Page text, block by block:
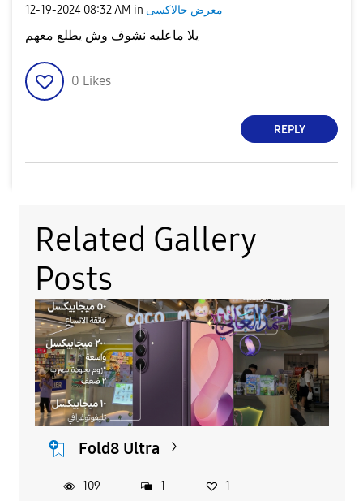
‎12-19-2024 08:32 AM in معرض جالاكسى
يلا ماعليه نشوف وش يطلع معهم
0 Likes
REPLY
Related Gallery
Posts
Fold8 Ultra
109 1 1